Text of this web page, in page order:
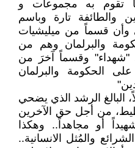
تقوم به مجموعات و
والطائفة تارة وباسم
وأن قسماً من ميليشيات
والبرلمان وهم من
"شهداء" وقسماً آخرَ من
الحكومة والبرلمان
البالغ الرشد الذي يضحي
من أجل حق الآخرين
أو مجاهداً.. وهكذا
والمُثل الانسانية..